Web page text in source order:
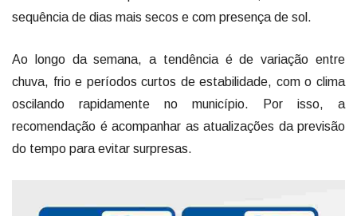
sequência de dias mais secos e com presença de sol.
Ao longo da semana, a tendência é de variação entre
chuva, frio e períodos curtos de estabilidade, com o clima
oscilando rapidamente no município. Por isso, a
recomendação é acompanhar as atualizações da previsão
do tempo para evitar surpresas.